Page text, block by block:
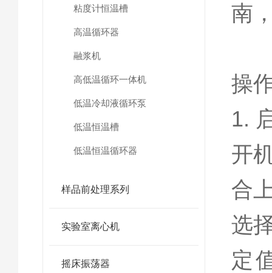
粘度计恒温槽
高温循环器
融浆机
高低温循环一体机
低温冷却液循环泵
低温恒温槽
低温恒温循环器
样品前处理系列
实验室离心机
摇床振荡器
南
操
1.
开
合
选
定